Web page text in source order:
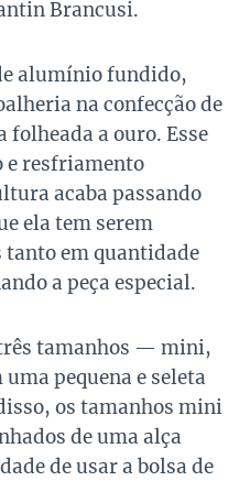
Brancusi.
alumínio fundido,
na confecção de
folheada a ouro. Esse
e resfriamento
acaba passando
ela tem serem
em quantidade
a peça especial.
tamanhos — mini,
pequena e seleta
os tamanhos mini
de uma alça
de usar a bolsa de